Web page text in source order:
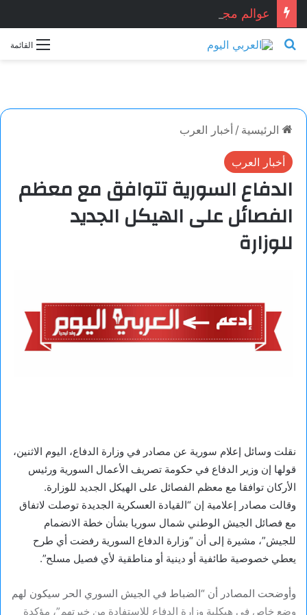
عوالم مجهولة… بقلم: سلوى اليوسف
القائمة بحث عن
الرئيسية / أخبار العرب
أخبار العرب
الدفاع السورية تتوافق مع معظم
الفصائل على الهيكل الجديد
للوزارة
نقلت وسائل إعلام سورية عن مصادر في وزارة الدفاع، اليوم الاثنين،
قولها إن وزير الدفاع في حكومة تصريف الأعمال السورية ورئيس
الأركان توافقا مع معظم الفصائل على الهيكل الجديد للوزارة.
وقالت مصادر إعلامية إن “القيادة العسكرية الجديدة توصلت لاتفاق
مع فصائل الجيش الوطني شمال سوريا بشأن خطة الانضمام
للجيش”، مشيرة إلى أن “وزارة الدفاع السورية رفضت أي طرح
يعطي خصوصية طائفية أو دينية أو مناطقية لأي فصيل مسلح”.
وأوضحت المصادر أن “الضباط في الجيش السوري الحر سيكون لهم
وضع خاص في هيكلية وزارة الدفاع للاستفادة من خبرتهم”، مؤكدة